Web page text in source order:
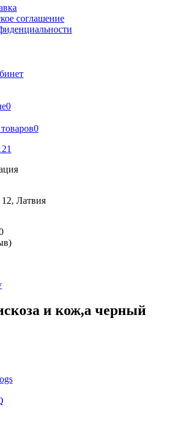
соглашение
0
0
Латвия
и кож,а черный